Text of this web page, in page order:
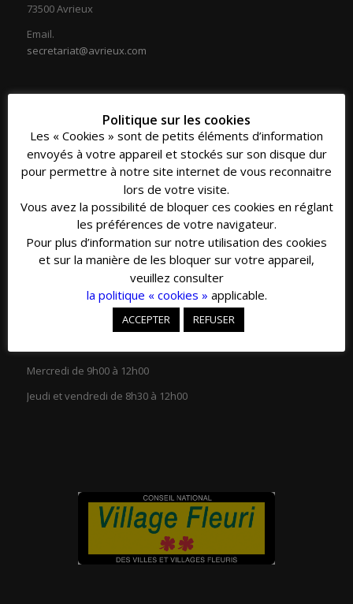
73500 Avrieux
Email.
secretariat@avrieux.com
COORDONNÉES
Téléphone.
Fax.
04 79 20 39 30
HORAIRES D’OUVERTURE
Mercredi de 9h00 à 12h00
Jeudi et vendredi de 8h30 à 12h00
Politique sur les cookies
Les « Cookies » sont de petits éléments d’information
envoyés à votre appareil et stockés sur son disque dur
pour permettre à notre site internet de vous reconnaitre
lors de votre visite.
Vous avez la possibilité de bloquer ces cookies en réglant
les préférences de votre navigateur.
Pour plus d’information sur notre utilisation des cookies
et sur la manière de les bloquer sur votre appareil,
veuillez consulter
la politique « cookies » applicable.
ACCEPTER REFUSER